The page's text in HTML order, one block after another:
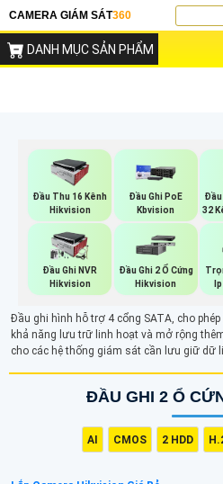
CAMERA GIÁM SÁT360
DANH MỤC SẢN PHẨM
Đầu Thu 16 Kênh
Hikvision
Đầu Ghi PoE
Kbvision
Đầu
32
Đầu Ghi NVR
Hikvision
Đầu Ghi 2 Ổ Cứng
Hikvision
Đầu ghi hình hỗ trợ 4 cổng SATA, cho
khả năng lưu trữ linh hoạt và mở rộng
cho các hệ thống giám sát cần lưu giữ dữ
ĐẦU GHI 2 Ổ
AI CMOS 2 HDD